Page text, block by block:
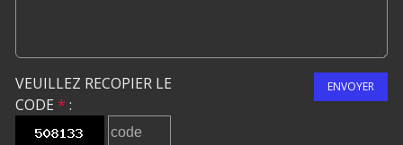
VEUILLEZ RECOPIER LE
CODE * :
ENVOYER